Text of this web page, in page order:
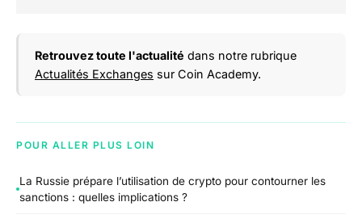
Retrouvez toute l'actualité dans notre rubrique
Actualités Exchanges sur Coin Academy.
POUR ALLER PLUS LOIN
La Russie prépare l’utilisation de crypto pour contourner les
sanctions : quelles implications ?